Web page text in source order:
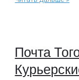
Почта